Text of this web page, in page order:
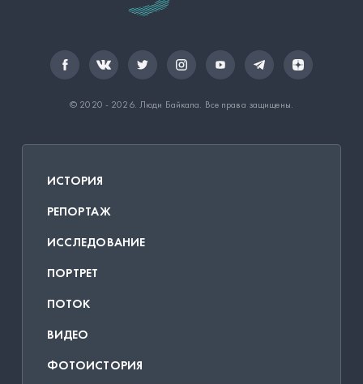
© 2020 - 2026. Люди Байкала . Все права защищены.
ИСТОРИЯ
РЕПОРТАЖ
ИССЛЕДОВАНИЕ
ПОРТРЕТ
ПОТОК
ВИДЕО
ФОТОИСТОРИЯ